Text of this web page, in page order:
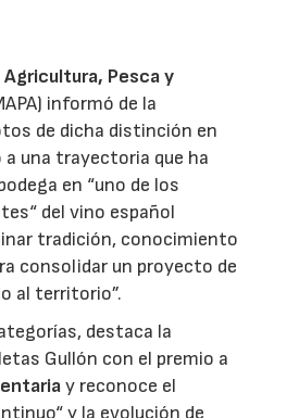
Pesca y
informó de la
de dicha distinción en
una trayectoria que ha
en “uno de los
del vino español
tradición, conocimiento
consolidar un proyecto de
al territorio”.
destaca la
Gullón con el premio a
y reconoce el
y la evolución de